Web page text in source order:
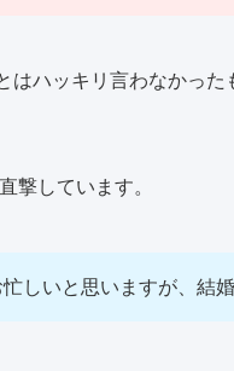
はハッキリ言わなかった
撃しています。
しいと思いますが、結